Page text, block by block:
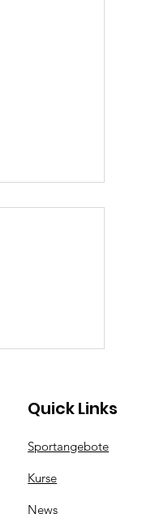
Quick Links
Sportangebote
Kurse
News